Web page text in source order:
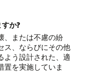
か?
、または不慮の紛
ス、ならびにその他
よう設計された、適
置を実施していま